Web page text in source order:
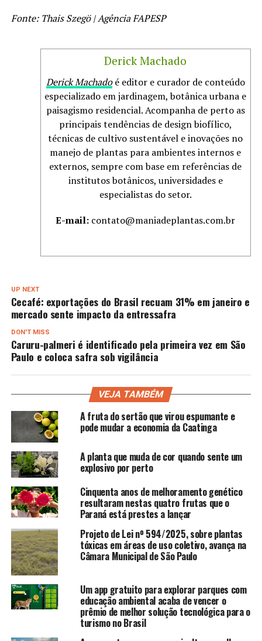
Fonte: Thais Szegö | Agência FAPESP
Derick Machado
Derick Machadoé editor e curador de conteúdo
especializado em jardinagem, botânica urbana e
paisagismo residencial. Acompanha de perto as
principais tendências de design biofílico,
técnicas de cultivo sustentável e inovações no
manejo de plantas para ambientes internos e
externos, sempre com base em referências de
institutos botânicos, universidades e
especialistas do setor.
E-mail: contato@maniadeplantas.com.br
UP NEXT
Cecafé: exportações do Brasil recuam 31% em janeiro e
mercado sente impacto da entressafra
DON'T MISS
Caruru-palmeri é identificado pela primeira vez em São
Paulo e coloca safra sob vigilância
VEJA TAMBÉM
A fruta do sertão que virou espumante e
pode mudar a economia da Caatinga
A planta que muda de cor quando sente um
explosivo por perto
Cinquenta anos de melhoramento genético
resultaram nestas quatro frutas que o
Paraná está prestes a lançar
Projeto de Lei nº 594/2025, sobre plantas
tóxicas em áreas de uso coletivo, avança na
Câmara Municipal de São Paulo
Um app gratuito para explorar parques com
educação ambiental acaba de vencer o
prêmio de melhor solução tecnológica para o
turismo no Brasil